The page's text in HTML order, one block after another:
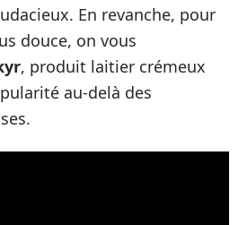
En revanche, pour
douce, on vous
, produit laitier crémeux
au-delà des